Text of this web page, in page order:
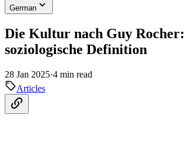
German
Die Kultur nach Guy Rocher:
soziologische Definition
28 Jan 2025·4 min read
Articles